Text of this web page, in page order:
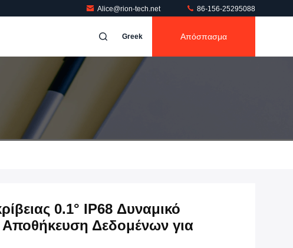
Alice@rion-tech.net 86-156-25295088
Greek Απόσπασμα
0.1° IP68 Δυναμικό
Αποθήκευση Δεδομένων για